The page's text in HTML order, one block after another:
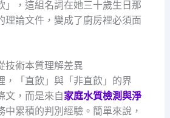
」，這組名詞在她三十歲生日那
理論文件，變成了廚房裡必須面
技術本質理解差異
，「直飲」與「非直飲」的界
文，而是來自家庭水質檢測與淨
中累積的判別經驗。簡單來說，